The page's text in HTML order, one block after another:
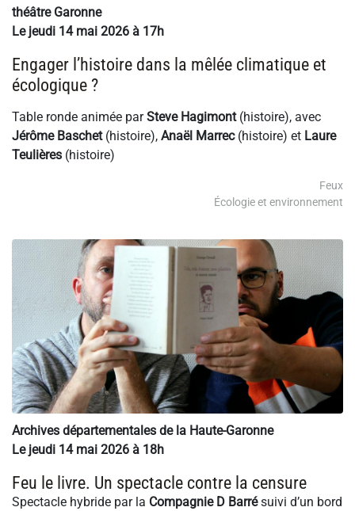
théâtre Garonne
Le jeudi 14 mai 2026 à 17h
Engager l’histoire dans la mêlée climatique et
écologique ?
Table ronde animée parSteve Hagimont(histoire), avec
Jérôme Baschet(histoire), Anaël Marrec(histoire) et Laure
Teulières (histoire)
Feux
Écologie et environnement
Archives départementales de la Haute-Garonne
Le jeudi 14 mai 2026 à 18h
Feu le livre. Un spectacle contre la censure
Spectacle hybride par la Compagnie D Barrésuivi d’un bord